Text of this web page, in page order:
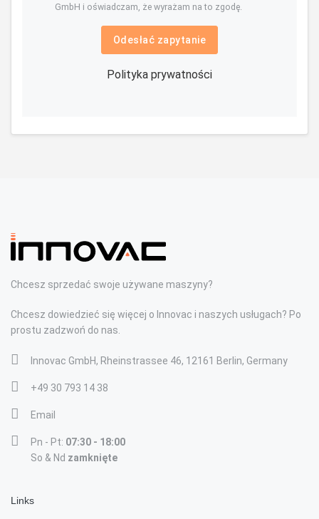
GmbH i oświadczam, że wyrażam na to zgodę.
Odesłać zapytanie
Polityka prywatności
Chcesz sprzedać swoje używane maszyny?
Chcesz dowiedzieć się więcej o Innovac i naszych usługach? Po
prostu zadzwoń do nas.
Innovac GmbH, Rheinstrassee 46, 12161 Berlin, Germany
+49 30 793 14 38
Email
Pn - Pt: 07:30 - 18:00
So & Nd zamknięte
Links